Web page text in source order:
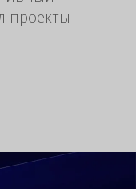
проекты